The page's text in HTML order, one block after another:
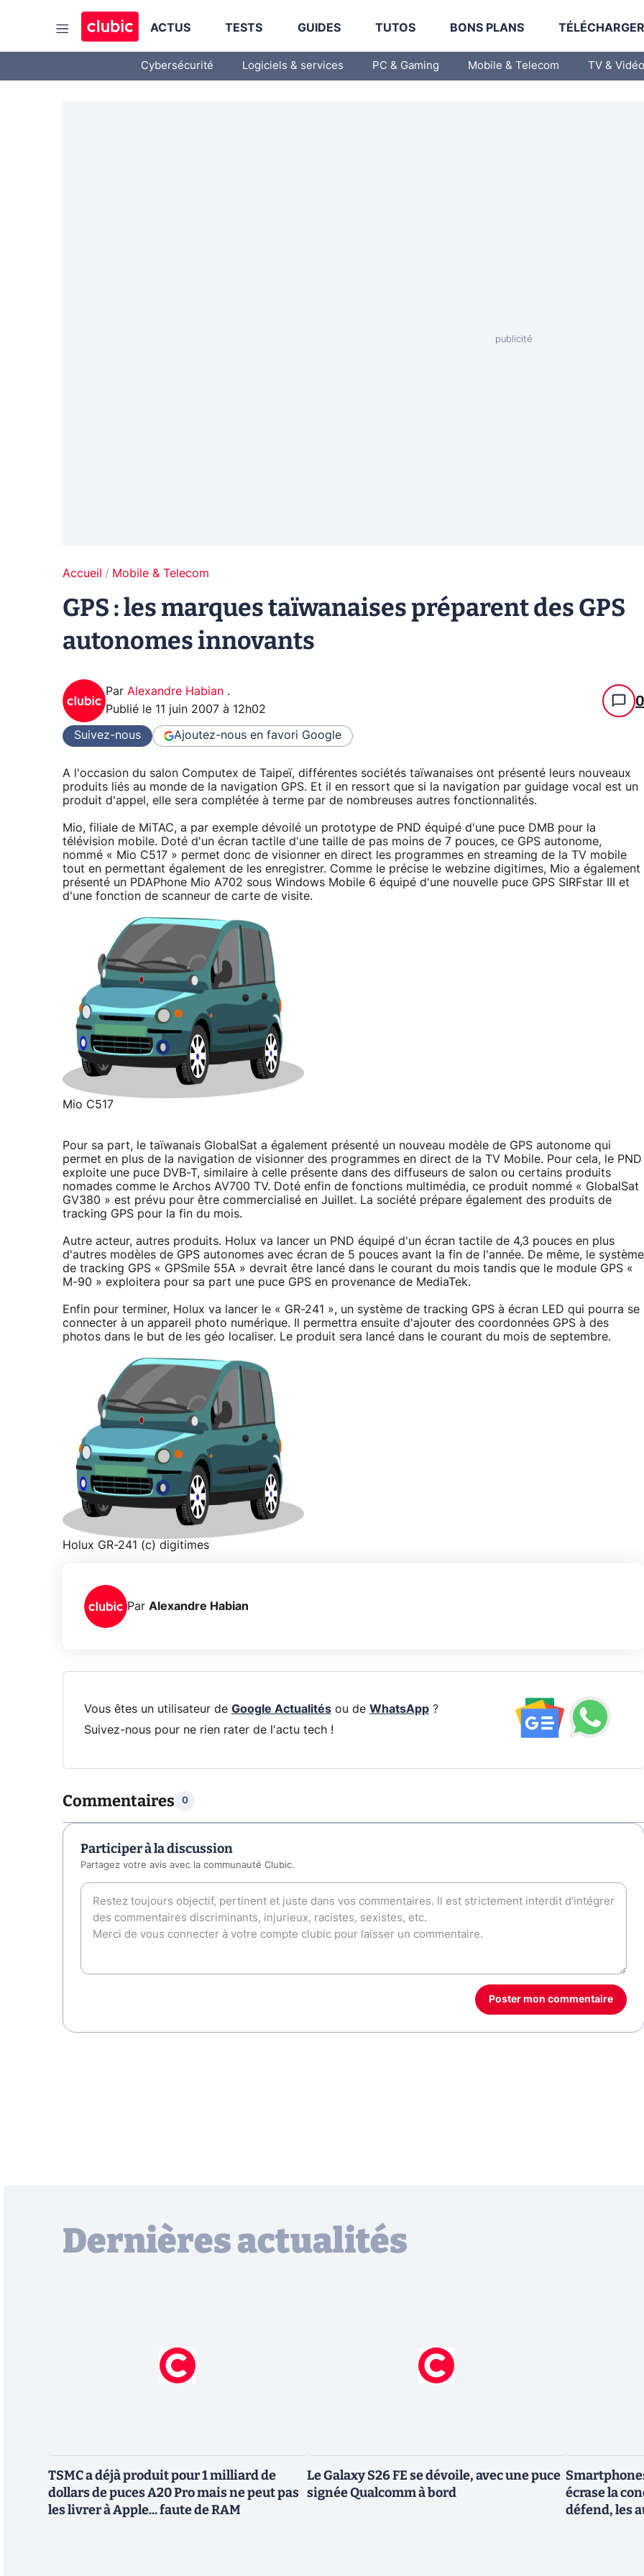
ACTUS TESTS GUIDES TUTOS BONS PLANS
Cybersécurité Logiciels & services PC & Gaming Mobile & Telecom TV & Vidéo
Accueil Mobile & Telecom
GPS : les marques taïwanaises préparent des GPS
autonomes innovants
Par Alexandre Habian .
Publié le 11 juin 2007 à 12h02 0
Suivez-nous Ajoutez-nous en favori Google
A l'occasion du salon Computex de Taipeï, différentes sociétés taïwanaises ont présenté leurs nouveaux
produits liés au monde de la navigation GPS. Et il en ressort que si la navigation par guidage vocal est un
produit d'appel, elle sera complétée à terme par de nombreuses autres fonctionnalités.
Mio, filiale de MiTAC, a par exemple dévoilé un prototype de PND équipé d'une puce DMB pour la
télévision mobile. Doté d'un écran tactile d'une taille de pas moins de 7 pouces, ce GPS autonome,
nommé « Mio C517 » permet donc de visionner en direct les programmes en streaming de la TV mobile
tout en permettant également de les enregistrer. Comme le précise le webzine digitimes, Mio a également
présenté un PDAPhone Mio A702 sous Windows Mobile 6 équipé d'une nouvelle puce GPS SIRFstar III et
d'une fonction de scanneur de carte de visite.
Mio C517
Pour sa part, le taïwanais GlobalSat a également présenté un nouveau modèle de GPS autonome qui
permet en plus de la navigation de visionner des programmes en direct de la TV Mobile. Pour cela, le PND
exploite une puce DVB-T, similaire à celle présente dans des diffuseurs de salon ou certains produits
nomades comme le Archos AV700 TV. Doté enfin de fonctions multimédia, ce produit nommé « GlobalSat
GV380 » est prévu pour être commercialisé en Juillet. La société prépare également des produits de
tracking GPS pour la fin du mois.
Autre acteur, autres produits. Holux va lancer un PND équipé d'un écran tactile de 4,3 pouces en plus
d'autres modèles de GPS autonomes avec écran de 5 pouces avant la fin de l'année. De même, le système
de tracking GPS « GPSmile 55A » devrait être lancé dans le courant du mois tandis que le module GPS «
M-90 » exploitera pour sa part une puce GPS en provenance de MediaTek.
Enfin pour terminer, Holux va lancer le « GR-241 », un système de tracking GPS à écran LED qui pourra se
connecter à un appareil photo numérique. Il permettra ensuite d'ajouter des coordonnées GPS à des
photos dans le but de les géo localiser. Le produit sera lancé dans le courant du mois de septembre.
Holux GR-241 (c) digitimes
Par Alexandre Habian
Vous êtes un utilisateur de Google Actualitésou de WhatsApp?
Suivez-nous pour ne rien rater de l'actu tech !
Commentaires 0
Participer à la discussion
Partagez votre avis avec la communauté Clubic.
Poster mon commentaire
Dernières actualités
TSMC a déjà produit pour 1 milliard de
dollars de puces A20 Pro mais ne peut pas
les livrer à Apple... faute de RAM
Le Galaxy S26 FE se dévoile, avec une puce
signée Qualcomm à bord
écrase la
défend, les